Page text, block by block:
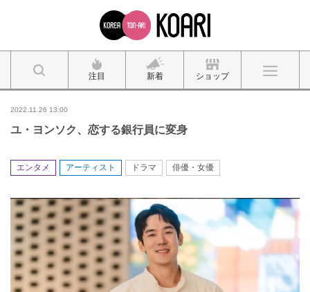
注目 新着 ショップ
2022.11.26 13:00
ユ・ヨンソク、恋する銀行員に変身
エンタメ アーティスト ドラマ 俳優・女優